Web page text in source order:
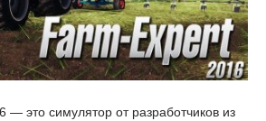
— это симулятор от разработчиков из